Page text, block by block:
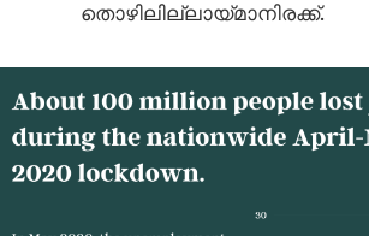
തൊഴിലില്ലായ്മാനിരക്ക്.